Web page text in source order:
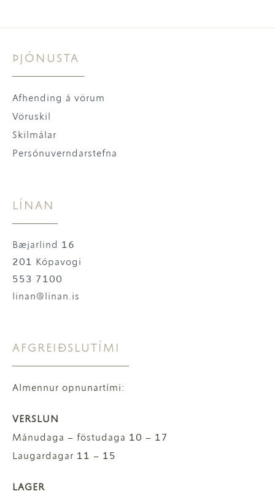
ÞJÓNUSTA
Afhending á vörum
Vöruskil
Skilmálar
Persónuverndarstefna
LÍNAN
Bæjarlind 16
201 Kópavogi
553 7100
linan@linan.is
AFGREIÐSLUTÍMI
Almennur opnunartími:
VERSLUN
Mánudaga – föstudaga 10 – 17
Laugardagar 11 – 15
LAGER